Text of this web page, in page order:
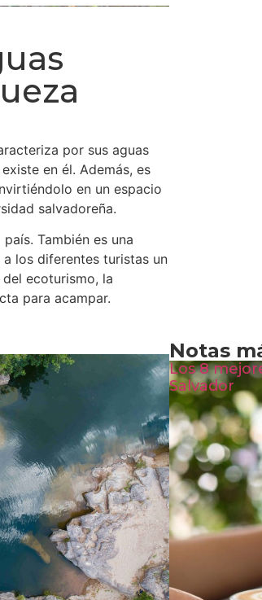
por sus aguas
en él. Además, es
en un espacio
salvadoreña.
También es una
los diferentes turistas un
ecoturismo, la
para acampar.
Notas
Los 8
Salvador